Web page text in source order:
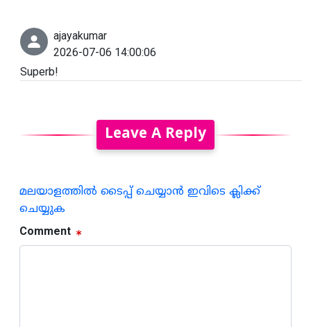
ajayakumar
2026-07-06 14:00:06
Superb!
Leave A Reply
മലയാളത്തില്‍ ടൈപ്പ് ചെയ്യാന്‍ ഇവിടെ ക്ലിക്ക്
ചെയ്യുക
Comment